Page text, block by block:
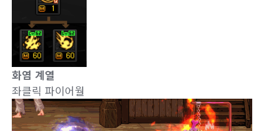
화염 계열
좌클릭 파이어월